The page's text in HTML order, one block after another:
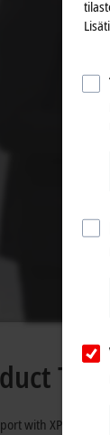
with XPlanar